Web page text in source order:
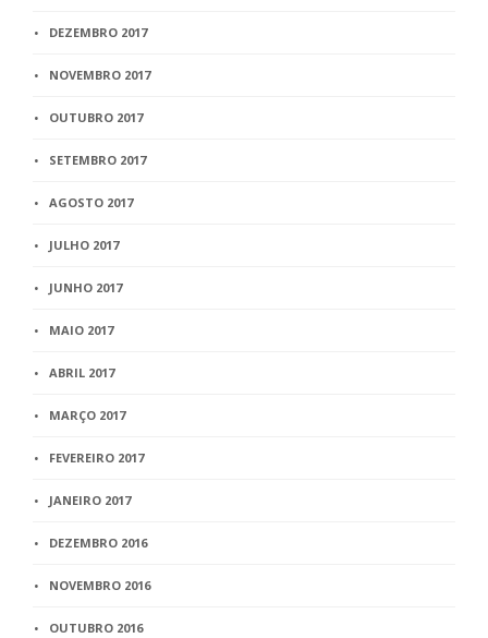
DEZEMBRO 2017
NOVEMBRO 2017
OUTUBRO 2017
SETEMBRO 2017
AGOSTO 2017
JULHO 2017
JUNHO 2017
MAIO 2017
ABRIL 2017
MARÇO 2017
FEVEREIRO 2017
JANEIRO 2017
DEZEMBRO 2016
NOVEMBRO 2016
OUTUBRO 2016